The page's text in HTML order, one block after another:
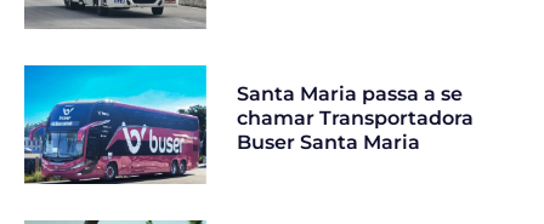
Santa Maria passa a se
chamar Transportadora
Buser Santa Maria